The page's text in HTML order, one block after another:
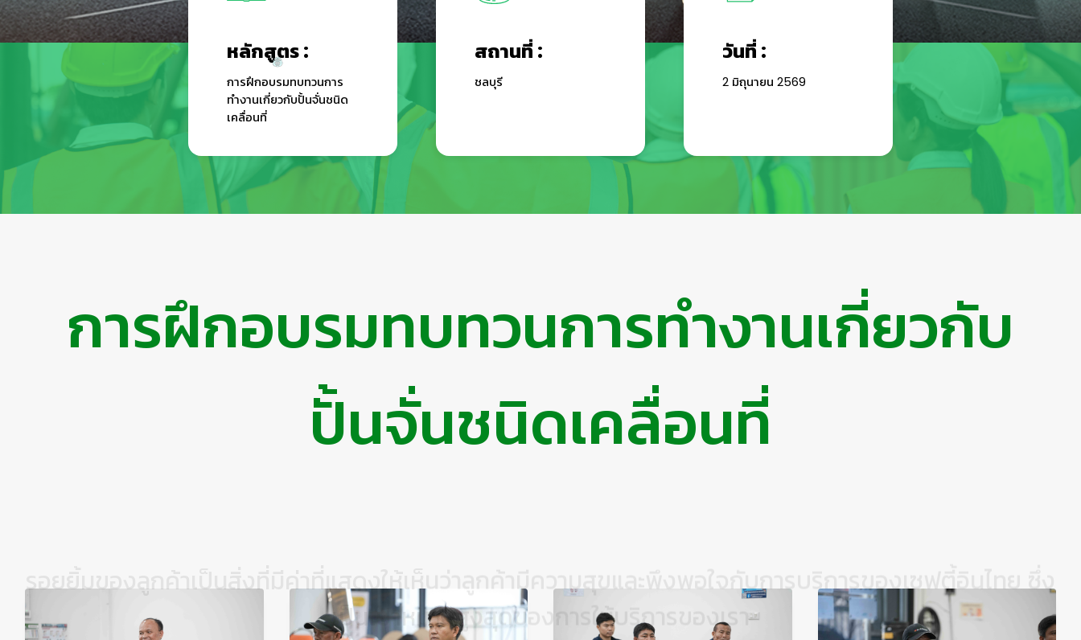
หลักสูตร :
การฝึกอบรมทบทวนการ
ทำงานเกี่ยวกับปั้นจั่นชนิด
เคลื่อนที่
สถานที่ :
ชลบุรี
วันที่ :
2 มิถุนายน 2569
การฝึกอบรมทบทวนการทำงานเกี่ยวกับ
ปั้นจั่นชนิดเคลื่อนที่